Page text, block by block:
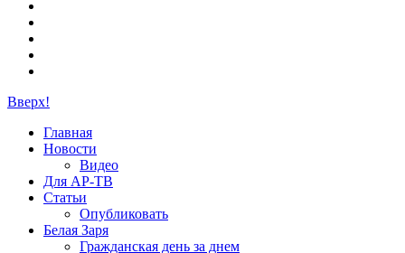
Вверх!
Главная
Новости
Видео
Для АР-ТВ
Статьи
Опубликовать
Белая Заря
Гражданская день за днем